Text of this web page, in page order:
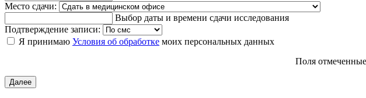
Место сдачи:
Выбор даты и времени сдачи исследования
Подтверждение записи:
Я принимаю Условия об обработке моих персональных данных
Поля отмеченные
Далее